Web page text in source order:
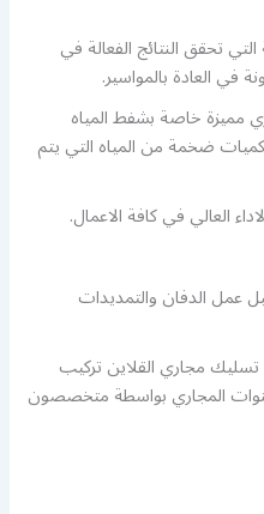
تحقق النتائج الفعالة في
في العادة بالمواسير.
مميزة خاصة بشفط المياه
ضخمة من المياه التي يتم
العالي في كافة الاعمال.
الدفان والتمديدات
مجاري القلاين تركيب
المجاري بواسطة متخصصون